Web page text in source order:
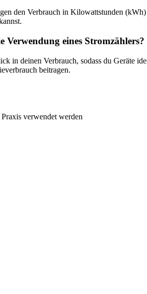
den Verbrauch in Kilowattstunden
Verwendung eines Stromzählers?
in deinen Verbrauch, sodass du Geräte
beitragen.
verwendet werden